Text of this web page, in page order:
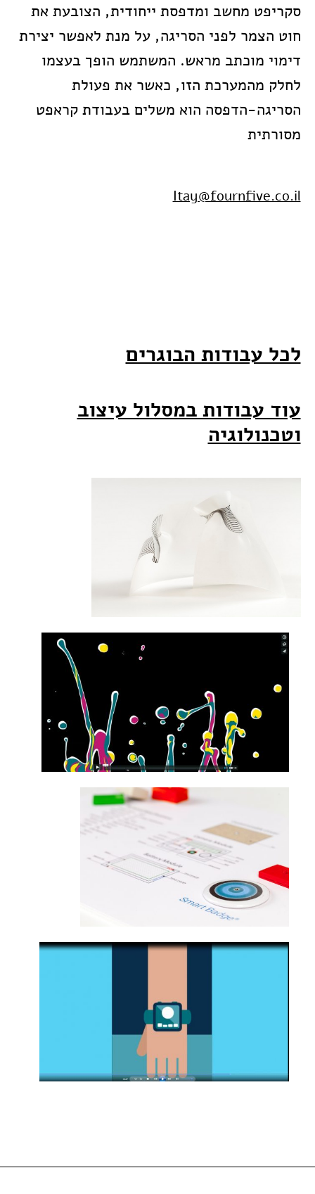
סקריפט מחשב ומדפסת ייחודית, הצובעת את
חוט הצמר לפני הסריגה, על מנת לאפשר יצירת
דימוי מוכתב מראש. המשתמש הופך בעצמו
לחלק מהמערכת הזו, כאשר את פעולת
הסריגה-הדפסה הוא משלים בעבודת קראפט
מסורתית
Itay@fournfive.co.il
לכל עבודות הבוגרים
עוד עבודות במסלול עיצוב
וטכנולוגיה